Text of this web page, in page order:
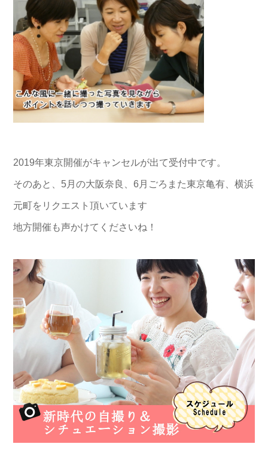
2019年東京開催がキャンセルが出て受付中です。
そのあと、5月の大阪奈良、6月ごろまた東京亀有、横浜
元町をリクエスト頂いています
地方開催も声かけてくださいね！